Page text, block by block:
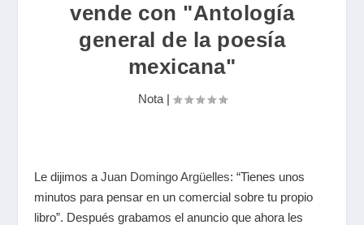
vende con "Antología
general de la poesía
mexicana"
Nota|
Le dijimos aJuan Domingo Argüelles: “Tienes unos
minutos para pensar en un comercial sobre tu propio
libro”. Después grabamos el anuncio que ahora les